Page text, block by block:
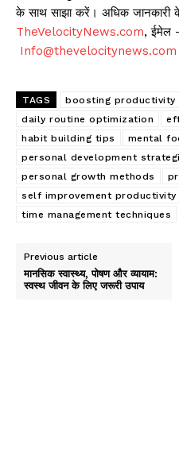
के साथ साझा करें। अधिक जानकारी
TheVelocityNews.com, ईमेल
Info@thevelocitynews.com
TAGS
boosting productivity
daily routine optimization
habit building tips
mental
personal development
personal growth methods
self improvement productivity
time management techniques
Previous article
मानसिक स्वास्थ्य, पोषण और व्यायाम:
स्वस्थ जीवन के लिए जरूरी उपाय